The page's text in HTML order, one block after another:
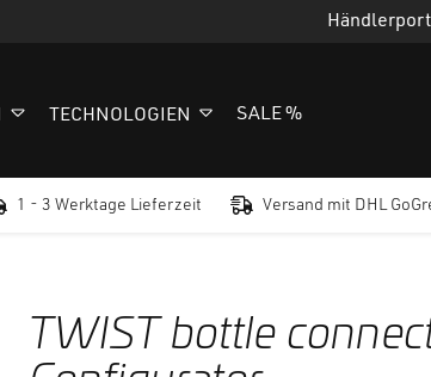
TECHNOLOGIEN SALE %
1 - 3 Werktage Lieferzeit Versand mit DHL
TWIST bottle